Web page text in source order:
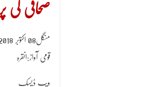
صحافی کی
منگل08 اکتوبر 2018
قومی آواز:انقرہ
ویب ڈیسک